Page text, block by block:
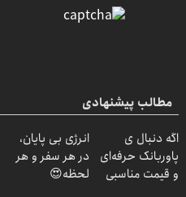
مطالب پیشنهادی
اگه دنبال ی
پاوربانک حرفه‌ای
و قیمت مناسبی
انرژی بی پایان،
در هر سفر و هر
لحظه😍